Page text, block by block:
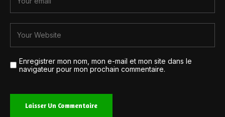
Enregistrer mon nom, mon e-mail et mon site dans le
navigateur pour mon prochain commentaire.